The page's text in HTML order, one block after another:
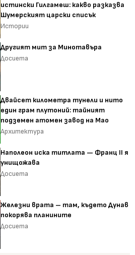
истински Гилгамеш: какво разказва
Шумерският царски списък
Истории
Другият мит за Минотавъра
Досиета
Двайсет километра тунели и нито
един грам плутоний: тайният
подземен атомен завод на Мао
Архитектура
Наполеон иска титлата — Франц II я
унищожава
Досиета
Железни врата – там, където Дунав
покорява планините
Досиета